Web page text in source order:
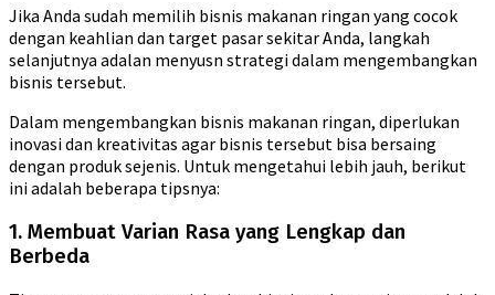
Jika Anda sudah memilih bisnis makanan ringan yang cocok
dengan keahlian dan target pasar sekitar Anda, langkah
selanjutnya adalan menyusn strategi dalam mengembangkan
bisnis tersebut.
Dalam mengembangkan bisnis makanan ringan, diperlukan
inovasi dan kreativitas agar bisnis tersebut bisa bersaing
dengan produk sejenis. Untuk mengetahui lebih jauh, berikut
ini adalah beberapa tipsnya:
1. Membuat Varian Rasa yang Lengkap dan
Berbeda